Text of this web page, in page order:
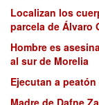
Localizan los
parcela de Álvaro
Hombre es
al sur de Morelia
Ejecutan a
Madre de Dafne